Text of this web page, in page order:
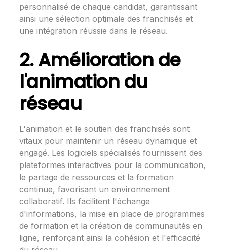
personnalisé de chaque candidat, garantissant
ainsi une sélection optimale des franchisés et
une intégration réussie dans le réseau.
2. Amélioration de
l'animation du
réseau
L'animation et le soutien des franchisés sont
vitaux pour maintenir un réseau dynamique et
engagé. Les logiciels spécialisés fournissent des
plateformes interactives pour la communication,
le partage de ressources et la formation
continue, favorisant un environnement
collaboratif. Ils facilitent l'échange
d'informations, la mise en place de programmes
de formation et la création de communautés en
ligne, renforçant ainsi la cohésion et l'efficacité